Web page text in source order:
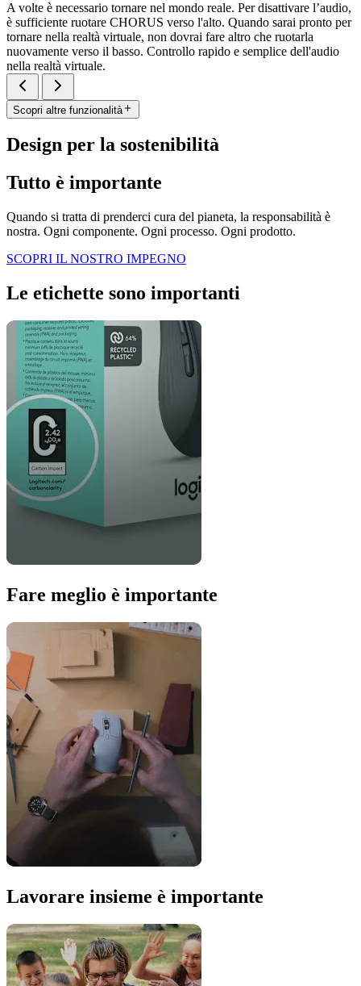
A volte è necessario tornare nel mondo reale. Per disattivare l’audio,
è sufficiente ruotare CHORUS verso l'alto. Quando sarai pronto per
tornare nella realtà virtuale, non dovrai fare altro che ruotarla
nuovamente verso il basso. Controllo rapido e semplice dell'audio
nella realtà virtuale.
Scopri altre funzionalità
Design per la sostenibilità
Tutto è importante
Quando si tratta di prenderci cura del pianeta, la responsabilità è
nostra. Ogni componente. Ogni processo. Ogni prodotto.
SCOPRI IL NOSTRO IMPEGNO
Le etichette sono importanti
Fare meglio è importante
Lavorare insieme è importante